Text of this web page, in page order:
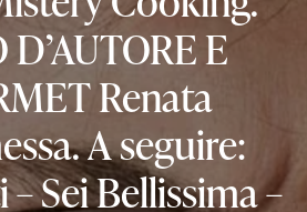
D’AUTOREE
Renata
Aseguire:
–SeiBellissima–